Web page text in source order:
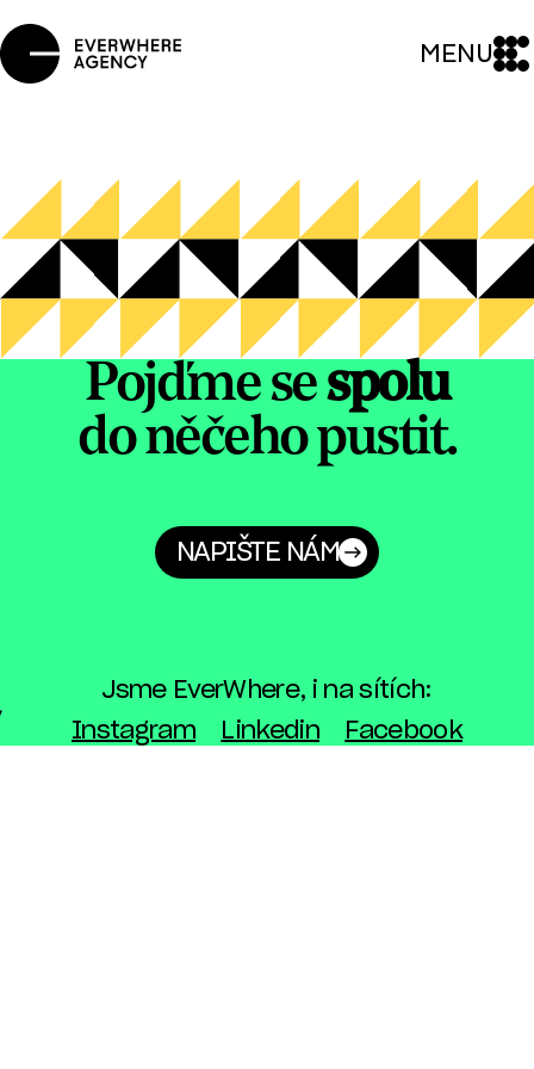
MENU
Pojďme sespolu
do něčeho pustit.
NAPIŠTE NÁM
Jsme EverWhere, i na sítích:
Instagram
Linkedin Facebook